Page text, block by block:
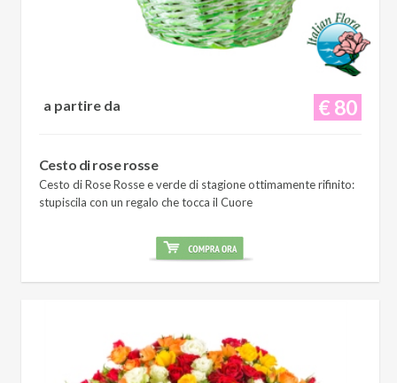
€ 80
a partire da
Cesto di rose rosse
Cesto di Rose Rosse e verde di stagione ottimamente rifinito:
stupiscila con un regalo che tocca il Cuore